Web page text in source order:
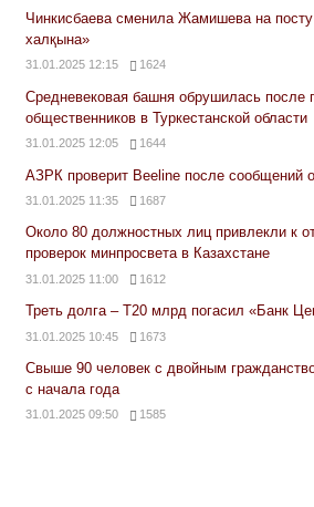
Чинкисбаева сменила Жамишева на
халқына»
31.01.2025 12:15 1624
Средневековая башня обрушилась после
общественников в Туркестанской области
31.01.2025 12:05 1644
АЗРК проверит Beeline после сообщений
31.01.2025 11:35 1687
Около 80 должностных лиц привлекли к
проверок минпросвета в Казахстане
31.01.2025 11:00 1612
Треть долга – Т20 млрд погасил «Банк
31.01.2025 10:45 1673
Свыше 90 человек с двойным
с начала года
31.01.2025 09:50 1585